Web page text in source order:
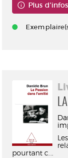
Plus d'infos
pourtant c...